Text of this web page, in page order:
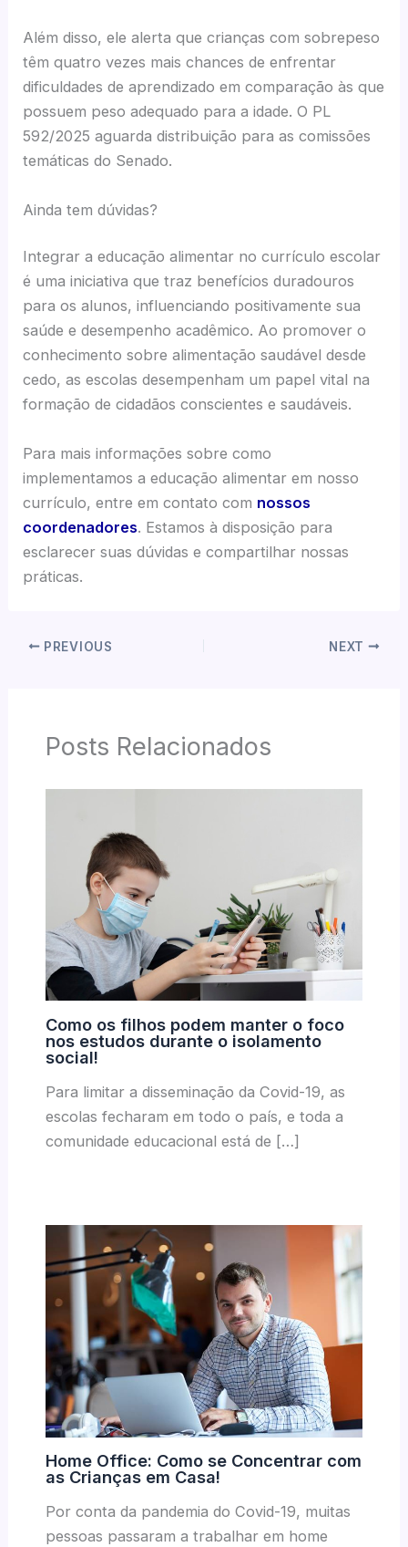
Além disso, ele alerta que crianças com sobrepeso
têm quatro vezes mais chances de enfrentar
dificuldades de aprendizado em comparação às que
possuem peso adequado para a idade. O PL
592/2025 aguarda distribuição para as comissões
temáticas do Senado.
Ainda tem dúvidas?
Integrar a educação alimentar no currículo escolar
é uma iniciativa que traz benefícios duradouros
para os alunos, influenciando positivamente sua
saúde e desempenho acadêmico. Ao promover o
conhecimento sobre alimentação saudável desde
cedo, as escolas desempenham um papel vital na
formação de cidadãos conscientes e saudáveis.
Para mais informações sobre como
implementamos a educação alimentar em nosso
currículo, entre em contato com nossos
coordenadores. Estamos à disposição para
esclarecer suas dúvidas e compartilhar nossas
práticas.
PREVIOUS NEXT
Posts Relacionados
Como os filhos podem manter o foco
nos estudos durante o isolamento
social!
Para limitar a disseminação da Covid-19, as
escolas fecharam em todo o país, e toda a
comunidade educacional está de […]
Home Office: Como se Concentrar com
as Crianças em Casa!
Por conta da pandemia do Covid-19, muitas
pessoas passaram a trabalhar em home